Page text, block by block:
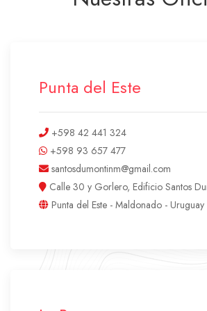
Punta del Este
+598 42 441 324
+598 93 657 477
santosdumontinm@gmail.com
Calle 30 y Gorlero, Edificio Santos
Punta del Este - Maldonado - Uruguay